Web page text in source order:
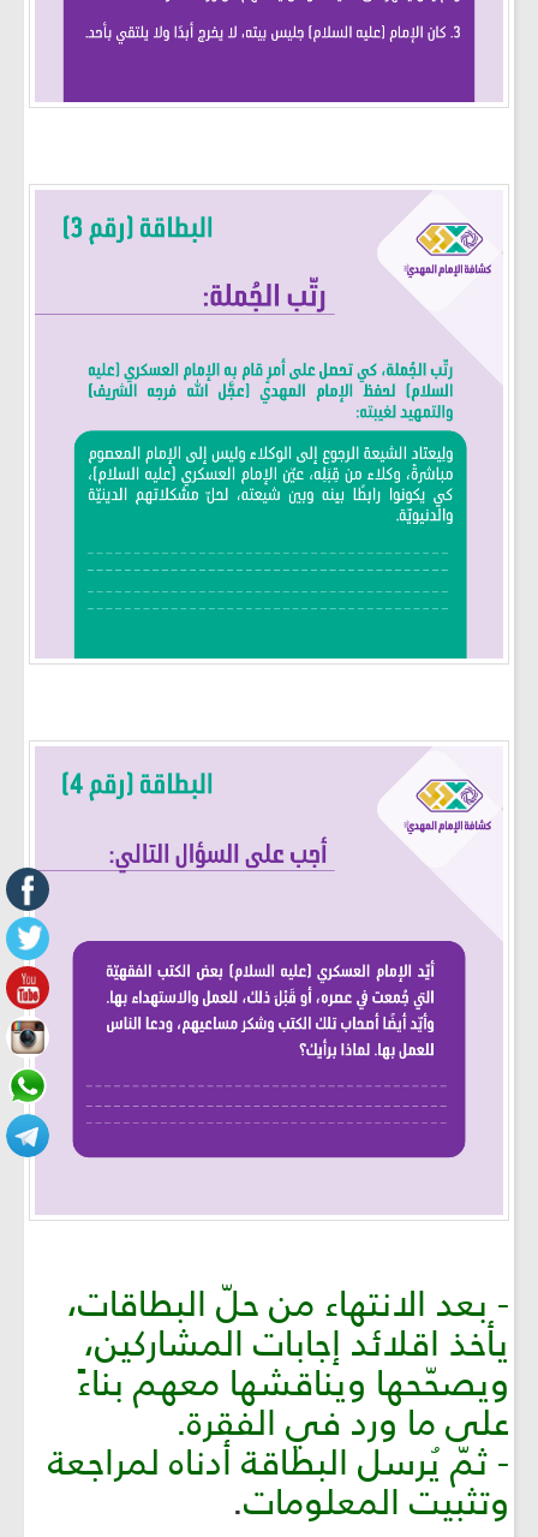
- بعد الانتهاء من حلّ البطاقات،
يأخذ اقلائد إجابات المشاركين،
ويصحّحها ويناقشها معهم بناءً
على ما ورد في الفقرة.
- ثمّ يُرسل البطاقة أدناه لمراجعة
وتثبيت المعلومات.